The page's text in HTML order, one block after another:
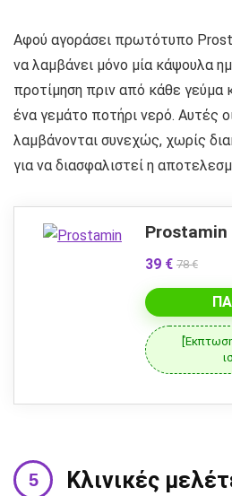
Αφού αγοράσει πρωτότυπο
να λαμβάνει μόνο μία κάψουλα
προτίμηση πριν από κάθε γεύμα
ένα γεμάτο ποτήρι νερό. Αυτές
λαμβάνονται συνεχώς, χωρίς
για να διασφαλιστεί η
Prostamin
39 € 78 €
Κλινικές